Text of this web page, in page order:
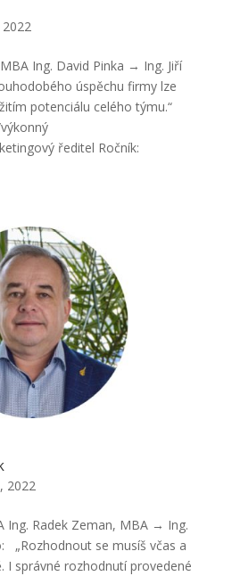
Ing. David Pinka → Ing. Jiří
úspěchu firmy lze
potenciálu celého týmu.“
ředitel Ročník:
2022
Ing. Radek Zeman, MBA → Ing.
„Rozhodnout se musíš včas a
I správné rozhodnutí provedené